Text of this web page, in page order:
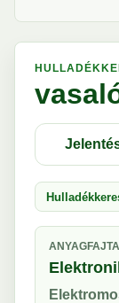
ANYAGFAJTA